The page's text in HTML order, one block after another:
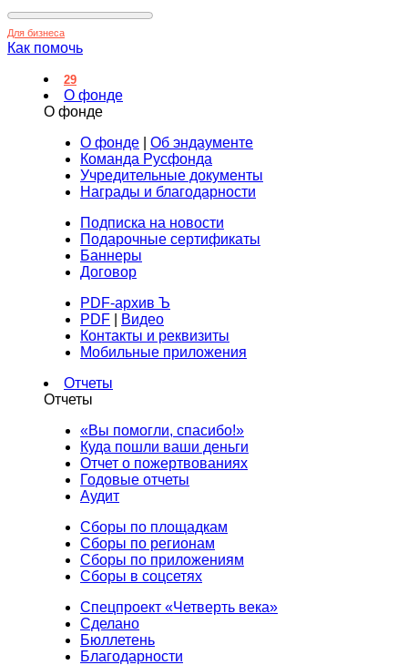
Для бизнеса
Как помочь
29
О фонде
О фонде
О фонде
Об эндаументе
Команда Русфонда
Учредительные документы
Награды и благодарности
Подписка на новости
Подарочные сертификаты
Баннеры
Договор
PDF-архив Ъ
PDF
Видео
Контакты и реквизиты
Мобильные приложения
Отчеты
Отчеты
«Вы помогли, спасибо!»
Куда пошли ваши деньги
Отчет о пожертвованиях
Годовые отчеты
Аудит
Сборы по площадкам
Сборы по регионам
Сборы по приложениям
Сборы в соцсетях
Спецпроект «Четверть века»
Сделано
Бюллетень
Благодарности